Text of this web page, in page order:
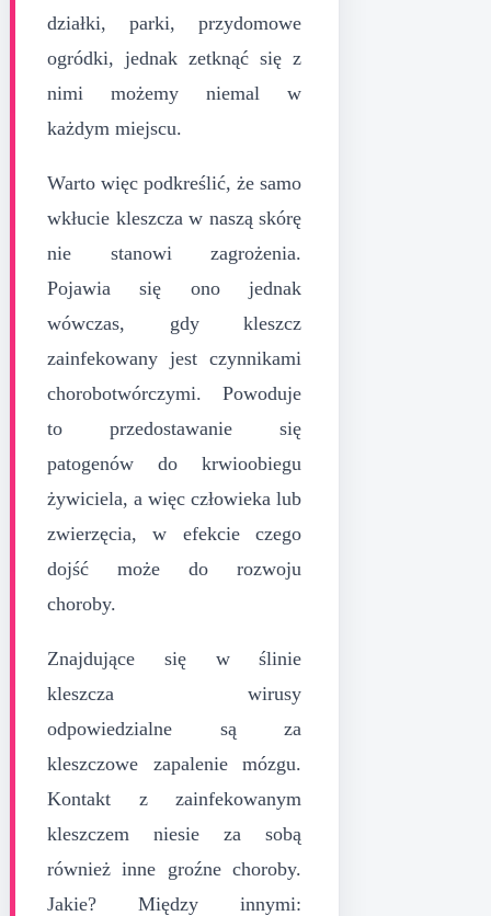
działki, parki, przydomowe
ogródki, jednak zetknąć się z
nimi możemy niemal w
każdym miejscu.
Warto więc podkreślić, że samo
wkłucie kleszcza w naszą skórę
nie stanowi zagrożenia.
Pojawia się ono jednak
wówczas, gdy kleszcz
zainfekowany jest czynnikami
chorobotwórczymi. Powoduje
to przedostawanie się
patogenów do krwioobiegu
żywiciela, a więc człowieka lub
zwierzęcia, w efekcie czego
dojść może do rozwoju
choroby.
Znajdujące się w ślinie
kleszcza wirusy
odpowiedzialne są za
kleszczowe zapalenie mózgu.
Kontakt z zainfekowanym
kleszczem niesie za sobą
również inne groźne choroby.
Jakie? Między innymi: